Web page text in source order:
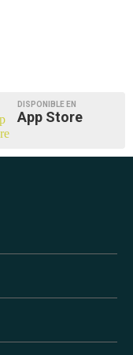
DISPONIBLE EN
App Store